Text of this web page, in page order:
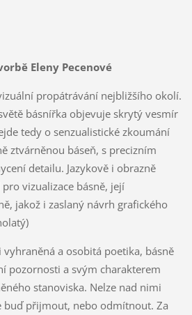
Eleny Pecenové
propátrávání nejbližšího okolí.
básnířka objevuje skrytý vesmír
tedy o senzualistické zkoumání
ztvárněnou báseň, s precizním
detailu. Jazykově i obrazně
vizualizace básně, její
jakož i zaslaný návrh grafického
vyhraněná a osobitá poetika, básně
pozornosti a svým charakterem
stanoviska. Nelze nad nimi
buď přijmout, nebo odmítnout. Za